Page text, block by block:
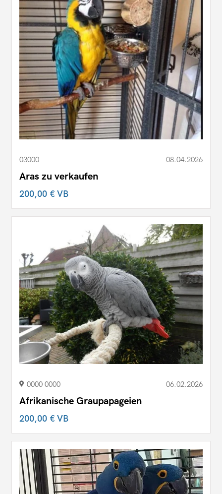
03000 08.04.2026
Aras zu verkaufen
200,00 €VB
0000 0000 06.02.2026
Afrikanische Graupapageien
200,00 €VB